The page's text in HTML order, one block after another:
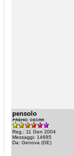
pensolo
Reg.: 11 Gen 2004
Messaggi: 14685
Da: Genova (GE)